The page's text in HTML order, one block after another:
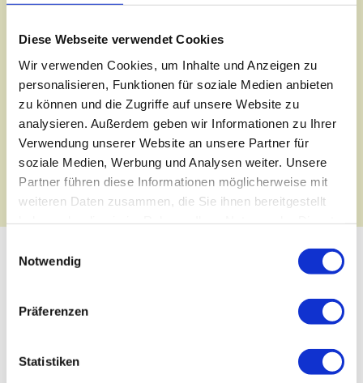
Diese Webseite verwendet Cookies
Wir verwenden Cookies, um Inhalte und Anzeigen zu
personalisieren, Funktionen für soziale Medien anbieten
zu können und die Zugriffe auf unsere Website zu
analysieren. Außerdem geben wir Informationen zu Ihrer
Verwendung unserer Website an unsere Partner für
soziale Medien, Werbung und Analysen weiter. Unsere
Partner führen diese Informationen möglicherweise mit
weiteren Daten zusammen, die Sie ihnen bereitgestellt
Notwendig
Präferenzen
Statistiken
Ziele
Ich bringe Sie auf IHREN Weg
JETZT DEN ERSTEN SCHRITT
MACHEN
SCHNELLE HILFE DURCH
SYSTEMISCHE BERATUNG